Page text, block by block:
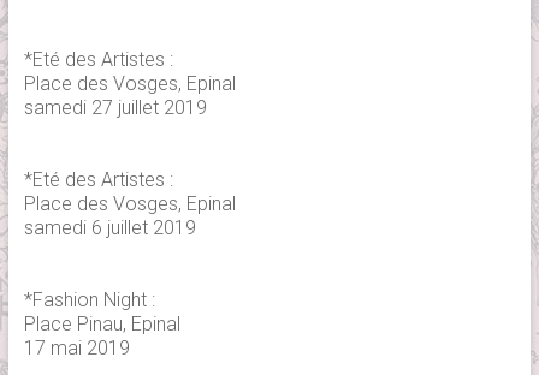
*Eté des Artistes :
Place des Vosges, Epinal
samedi 27 juillet 2019
*Eté des Artistes :
Place des Vosges, Epinal
samedi 6 juillet 2019
*Fashion Night :
Place Pinau, Epinal
17 mai 2019